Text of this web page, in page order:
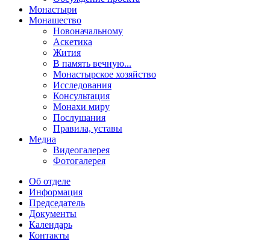
Монастыри
Монашество
Новоначальному
Аскетика
Жития
В память вечную...
Монастырское хозяйство
Исследования
Консультация
Монахи миру
Послушания
Правила, уставы
Медиа
Видеогалерея
Фотогалерея
Об отделе
Информация
Председатель
Документы
Календарь
Контакты